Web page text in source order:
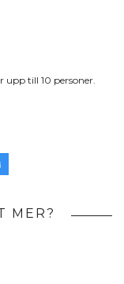
till 10 personer.
MER?